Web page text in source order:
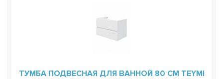
ТУМБА ПОДВЕСНАЯ ДЛЯ ВАННОЙ 80 СМ TEYMI